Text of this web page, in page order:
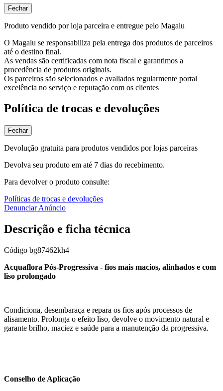
Fechar
Produto vendido por loja parceira e entregue pelo Magalu
O Magalu se responsabiliza pela entrega dos produtos de parceiros
até o destino final.
As vendas são certificadas com nota fiscal e garantimos a
procedência de produtos originais.
Os parceiros são selecionados e avaliados regularmente portal
excelência no serviço e reputação com os clientes
Política de trocas e devoluções
Fechar
Devolução gratuita para produtos vendidos por lojas parceiras
Devolva seu produto em até 7 dias do recebimento.
Para devolver o produto consulte:
Políticas de trocas e devoluções
Denunciar Anúncio
Descrição e ficha técnica
Código bg87462kh4
Acquaflora Pós-Progressiva - fios mais macios, alinhados e com
liso prolongado
Condiciona, desembaraça e repara os fios após processos de
alisamento. Prolonga o efeito liso, devolve o movimento natural e
garante brilho, maciez e saúde para a manutenção da progressiva.
Conselho de Aplicação